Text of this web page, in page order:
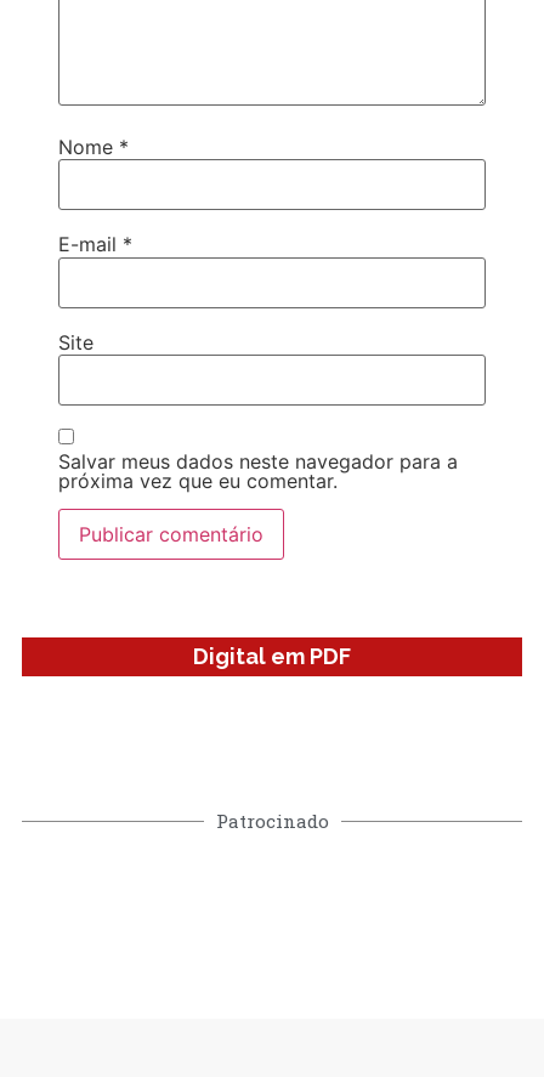
Nome *
E-mail *
Site
Salvar meus dados neste navegador para a
próxima vez que eu comentar.
Digital em PDF
Patrocinado